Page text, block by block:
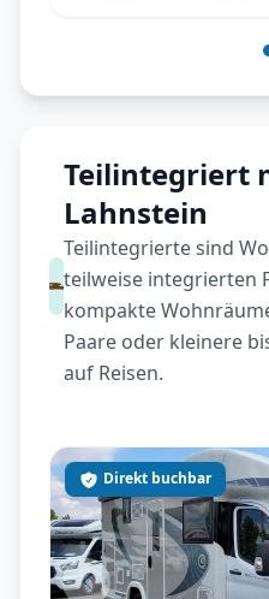
Teilintegriert
Lahnstein
Teilintegrierte sind
teilweise integrierten
kompakte
Paare oder kleinere
auf Reisen.
Direkt buchbar